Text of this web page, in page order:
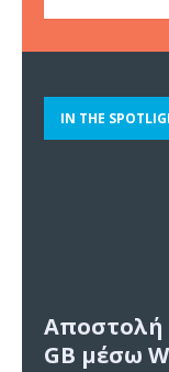
IN THE
Αποστολή
GB μέσω